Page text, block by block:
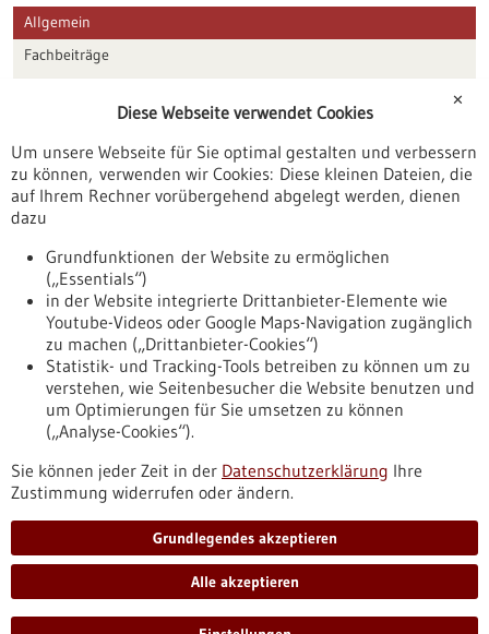
Allgemein
Fachbeiträge
Veranstaltungen
Erscheinungsdatum
Nach oben
Informiert bleiben
Newsletter abonnieren
✕
Diese Webseite verwendet Cookies
Um unsere Webseite für Sie optimal gestalten und verbessern
zu können, verwenden wir Cookies: Diese kleinen Dateien, die
auf Ihrem Rechner vorübergehend abgelegt werden, dienen
dazu
Grundfunktionen der Website zu ermöglichen
(„Essentials“)
in der Website integrierte Drittanbieter-Elemente wie
Youtube-Videos oder Google Maps-Navigation zugänglich
zu machen („Drittanbieter-Cookies“)
Statistik- und Tracking-Tools betreiben zu können um zu
verstehen, wie Seitenbesucher die Website benutzen und
um Optimierungen für Sie umsetzen zu können
(„Analyse-Cookies“).
Sie können jeder Zeit in der Datenschutzerklärung Ihre
Zustimmung widerrufen oder ändern.
Grundlegendes akzeptieren
Alle akzeptieren